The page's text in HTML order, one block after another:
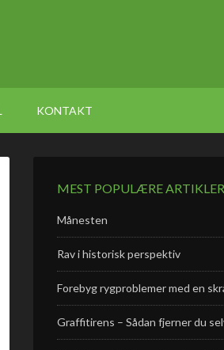
KONTAKT
MEST POPULÆRE ARTIKLER
Månesten
Rav i historisk perspektiv
Forebyg rygproblemer med en
Graffitirens – Sådan fjerner du